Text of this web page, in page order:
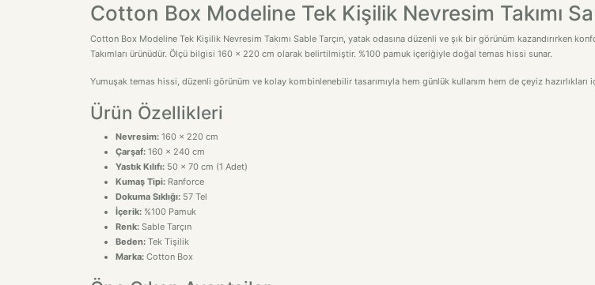
Cotton Box Modeline Tek Kişilik Nevresim Takımı
Cotton Box Modeline Tek Kişilik Nevresim Takımı Sable Tarçın, yatak odasına düzenli ve şık bir görünüm kazandırırken
Takımları ürünüdür. Ölçü bilgisi 160 x 220 cm olarak belirtilmiştir. %100 pamuk içeriğiyle doğal temas hissi sunar.
Yumuşak temas hissi, düzenli görünüm ve kolay kombinlenebilir tasarımıyla hem günlük kullanım hem de çeyiz hazırlıkları
Ürün Özellikleri
Nevresim: 160 x 220 cm
Çarşaf: 160 x 240 cm
Yastık Kılıfı: 50 x 70 cm (1 Adet)
Kumaş Tipi: Ranforce
Dokuma Sıklığı: 57 Tel
İçerik: %100 Pamuk
Renk: Sable Tarçın
Beden: Tek Tişilik
Marka: Cotton Box